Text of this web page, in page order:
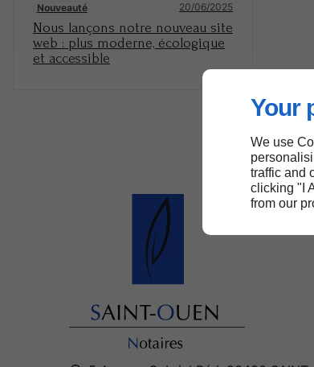
Your
We use
traffic and
clicking "I
from our
Nouveauté 20/06/2025
Nous lançons notre nouveau site
web : plus moderne, écologique
et accessible